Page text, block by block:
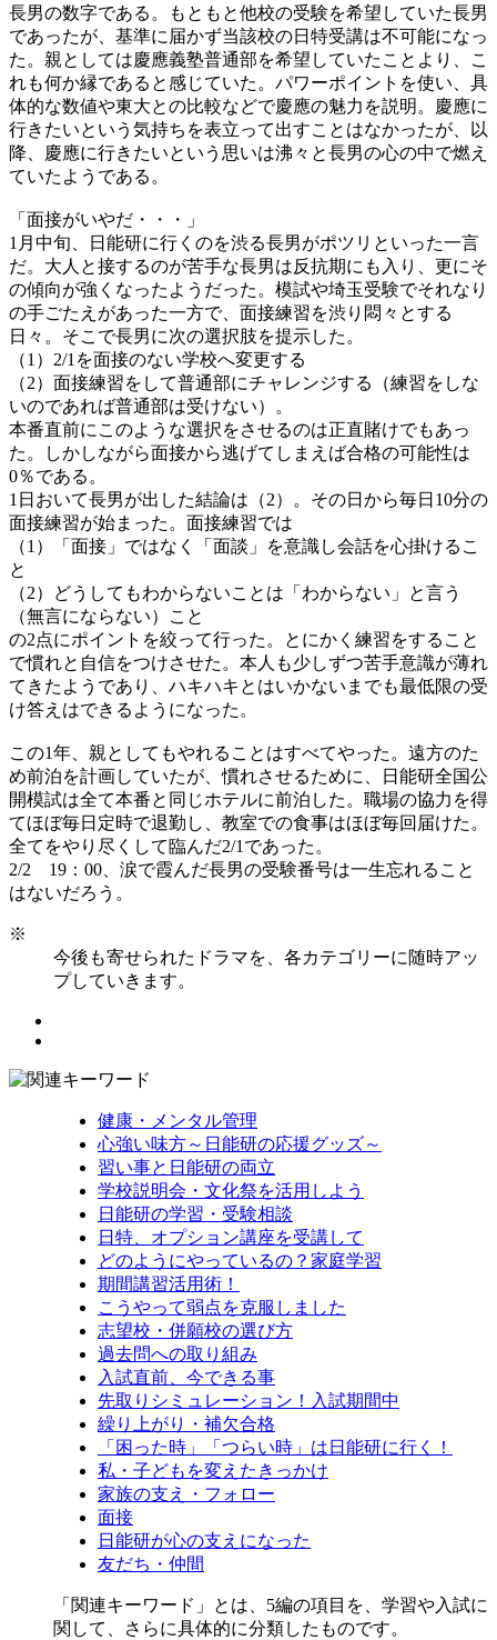
長男の数字である。もともと他校の受験を希望していた長男
であったが、基準に届かず当該校の日特受講は不可能になっ
た。親としては慶應義塾普通部を希望していたことより、こ
れも何か縁であると感じていた。パワーポイントを使い、具
体的な数値や東大との比較などで慶應の魅力を説明。慶應に
行きたいという気持ちを表立って出すことはなかったが、以
降、慶應に行きたいという思いは沸々と長男の心の中で燃え
ていたようである。
「面接がいやだ・・・」
1月中旬、日能研に行くのを渋る長男がポツリといった一言
だ。大人と接するのが苦手な長男は反抗期にも入り、更にそ
の傾向が強くなったようだった。模試や埼玉受験でそれなり
の手ごたえがあった一方で、面接練習を渋り悶々とする
日々。そこで長男に次の選択肢を提示した。
（1）2/1を面接のない学校へ変更する
（2）面接練習をして普通部にチャレンジする（練習をしな
いのであれば普通部は受けない）。
本番直前にこのような選択をさせるのは正直賭けでもあっ
た。しかしながら面接から逃げてしまえば合格の可能性は
0％である。
1日おいて長男が出した結論は（2）。その日から毎日10分の
面接練習が始まった。面接練習では
（1）「面接」ではなく「面談」を意識し会話を心掛けるこ
と
（2）どうしてもわからないことは「わからない」と言う
（無言にならない）こと
の2点にポイントを絞って行った。とにかく練習をすること
で慣れと自信をつけさせた。本人も少しずつ苦手意識が薄れ
てきたようであり、ハキハキとはいかないまでも最低限の受
け答えはできるようになった。
この1年、親としてもやれることはすべてやった。遠方のた
め前泊を計画していたが、慣れさせるために、日能研全国公
開模試は全て本番と同じホテルに前泊した。職場の協力を得
てほぼ毎日定時で退勤し、教室での食事はほぼ毎回届けた。
全てをやり尽くして臨んだ2/1であった。
2/2 19：00、涙で霞んだ長男の受験番号は一生忘れること
はないだろう。
※
今後も寄せられたドラマを、各カテゴリーに随時アッ
プしていきます。
健康・メンタル管理
心強い味方～日能研の応援グッズ～
習い事と日能研の両立
学校説明会・文化祭を活用しよう
日能研の学習・受験相談
日特、オプション講座を受講して
どのようにやっているの？家庭学習
期間講習活用術！
こうやって弱点を克服しました
志望校・併願校の選び方
過去問への取り組み
入試直前、今できる事
先取りシミュレーション！入試期間中
繰り上がり・補欠合格
「困った時」「つらい時」は日能研に行く！
私・子どもを変えたきっかけ
家族の支え・フォロー
面接
日能研が心の支えになった
友だち・仲間
「関連キーワード」とは、5編の項目を、学習や入試に
関して、さらに具体的に分類したものです。